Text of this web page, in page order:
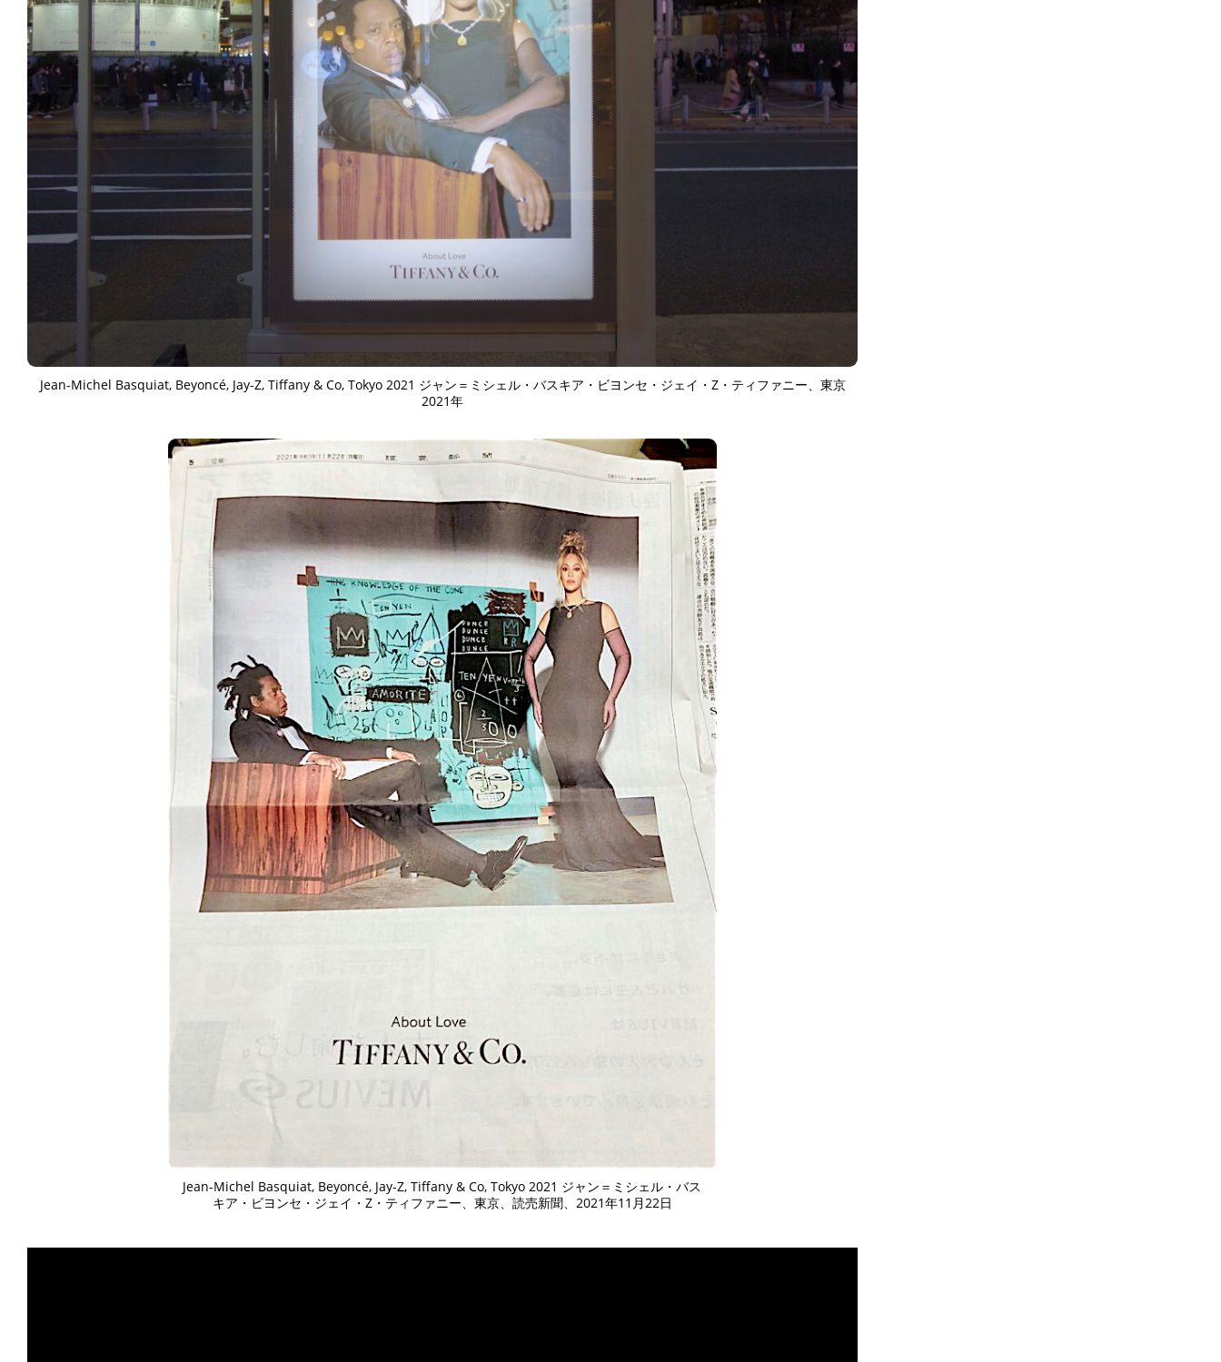
TAGS PEOPLE RANKING
ART WORLD CULTURAL ESSAYS POP CULTURE
Jean-Michel Basquiat, Beyoncé, Jay-Z, Tiffany & Co, Tokyo 2021 ジャン＝ミシェル・バスキア・ビヨンセ・ジェイ・Z・ティファニー、東京
2021年
Jean-Michel Basquiat, Beyoncé, Jay-Z, Tiffany & Co, Tokyo 2021 ジャン＝ミシェル・バス
キア・ビヨンセ・ジェイ・Z・ティファニー、東京、読売新聞、2021年11月22日